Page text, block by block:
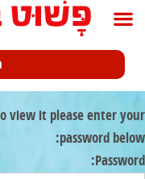
view it please enter your
password below:
Password: